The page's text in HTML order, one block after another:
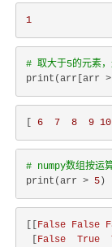
1
# 取大于5的元素
print(arr[arr >
6 7 8 9 10
# numpy数组按运
print(arr > 5
False False
False True